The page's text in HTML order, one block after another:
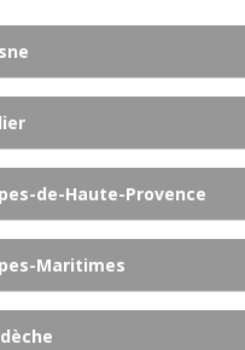
de-Haute-Provence
Maritimes